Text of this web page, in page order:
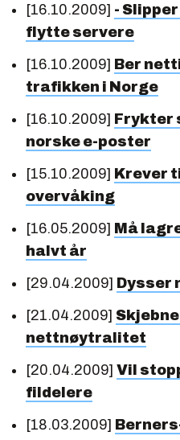
[16.10.2009] -
flytte servere
[16.10.2009] Ber
trafikken i Norge
[16.10.2009] Frykter
norske e-poster
[15.10.2009] Krever
overvåking
[16.05.2009] Må
halvt år
[29.04.2009] Dysser
[21.04.2009]
nettnøytralitet
[20.04.2009] Vil
fildelere
[18.03.2009]